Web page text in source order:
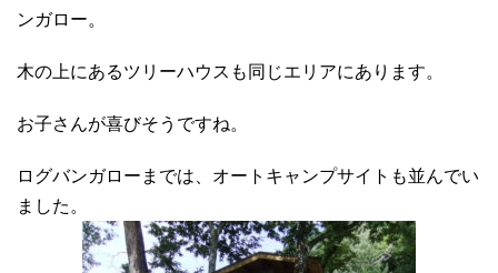
ンガロー。
木の上にあるツリーハウスも同じエリアにあります。
お子さんが喜びそうですね。
ログバンガローまでは、オートキャンプサイトも並んでい
ました。